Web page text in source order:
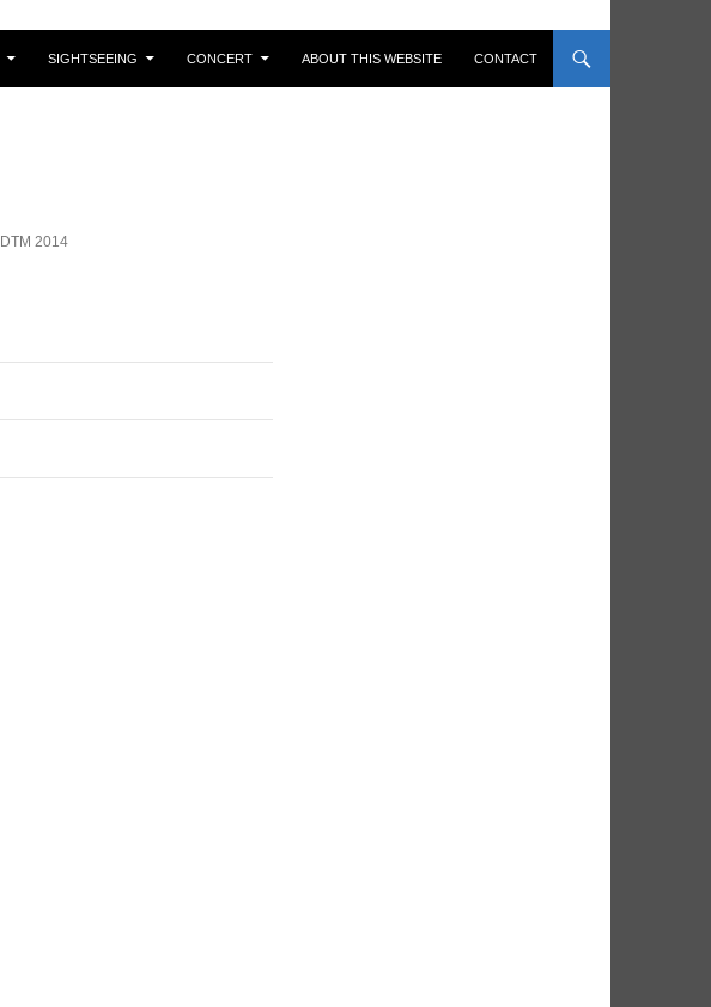
SIGHTSEEING CONCERT ABOUT THIS WEBSITE CONTACT
DTM 2014